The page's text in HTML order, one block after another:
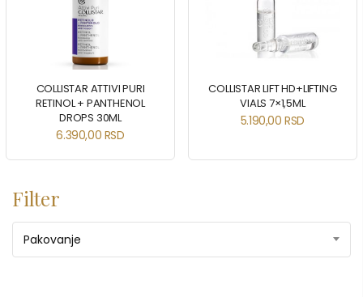
COLLISTAR ATTIVI PURI
RETINOL + PANTHENOL
DROPS 30ML
6.390,00 RSD
COLLISTAR LIFT HD+LIFTING
VIALS 7×1,5ML
5.190,00RSD
Filter
Pakovanje